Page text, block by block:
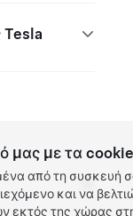
Tesla
μας με τα
από τη συσκευή
και να
της χώρας